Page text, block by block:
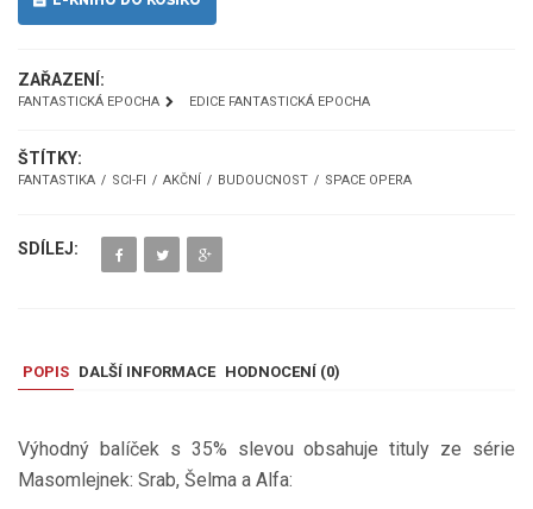
ZAŘAZENÍ:
FANTASTICKÁ EPOCHA EDICE FANTASTICKÁ EPOCHA
ŠTÍTKY:
FANTASTIKA SCI-FI AKČNÍ BUDOUCNOST SPACE OPERA
SDÍLEJ:
POPIS DALŠÍ INFORMACE HODNOCENÍ (0)
Výhodný balíček s 35% slevou obsahuje tituly ze série
Masomlejnek: Srab, Šelma a Alfa: